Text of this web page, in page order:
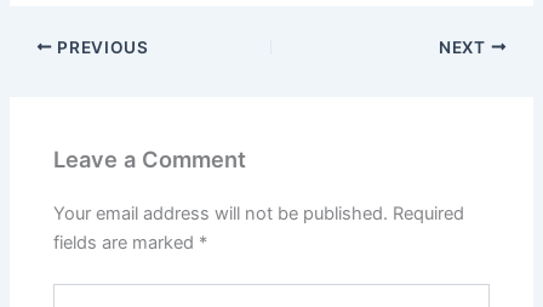
PREVIOUS NEXT
Leave a Comment
Your email address will not be published. Required
fields are marked *